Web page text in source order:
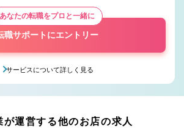
あなたの転職をプロと一緒に
職サポートにエントリー
サービスについて詳しく見る
が運営する他のお店の求人